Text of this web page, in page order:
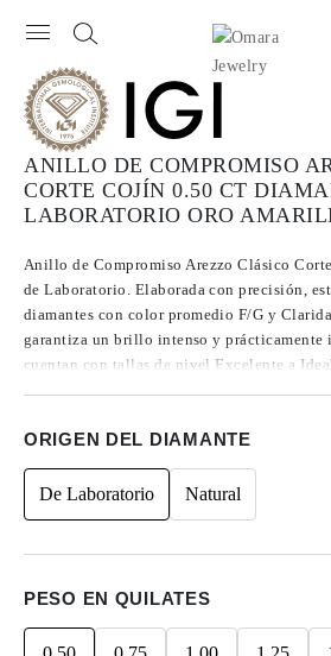
ANILLO DE COMPROMISO
CORTE COJÍN 0.50 CT
LABORATORIO ORO
Anillo de Compromiso Arezzo Clásico
de Laboratorio. Elaborada con precisión,
diamantes con color promedio F/G y
garantiza un brillo intenso y prácticamente
cuentan con tallas de nivel Excelente a
además de no presentar fluorescencia.
ORIGEN DEL DIAMANTE
De Laboratorio Natural
PESO EN QUILATES